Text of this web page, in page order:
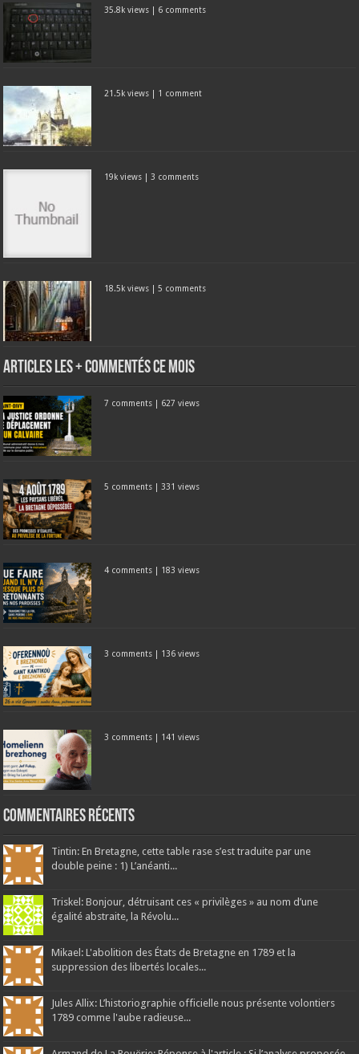
35.8k views | 6 comments
21.5k views | 1 comment
19k views | 3 comments
18.5k views |5 comments
Articles les + commentés ce mois
7 comments | 627 views
5 comments | 331 views
4 comments | 183 views
3 comments | 136 views
3 comments | 141 views
Commentaires récents
Tintin: En Bretagne, cette table rase s’est traduite par une
double peine : 1) L’anéanti...
Triskel: Bonjour, détruisant ces « privilèges » au nom d’une
égalité abstraite, la Révolu...
Mikael: L'abolition des États de Bretagne en 1789 et la
suppression des libertés locales...
Jules Allix: L’historiographie officielle nous présente volontiers
1789 comme l'aube radieuse...